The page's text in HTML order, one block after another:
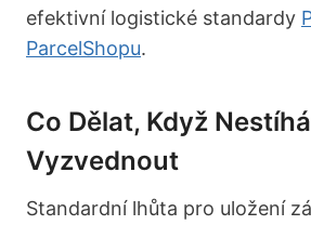
efektivní logistické standardy
ParcelShopu.
Co Dělat, Když
Vyzvednout
Standardní lhůta pro uložení